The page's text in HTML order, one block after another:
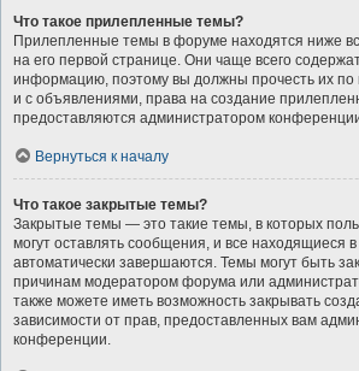
Что такое прилепленные темы?
Прилепленные темы в форуме находятся ниже
на его первой странице. Они чаще всего
информацию, поэтому вы должны прочесть их по
и с объявлениями, права на создание
предоставляются администратором
Вернуться к началу
Что такое закрытые темы?
Закрытые темы — это такие темы, в которых
могут оставлять сообщения, и все находящиеся
автоматически завершаются. Темы могут быть
причинам модератором форума или
также можете иметь возможность закрывать
зависимости от прав, предоставленных вам
конференции.